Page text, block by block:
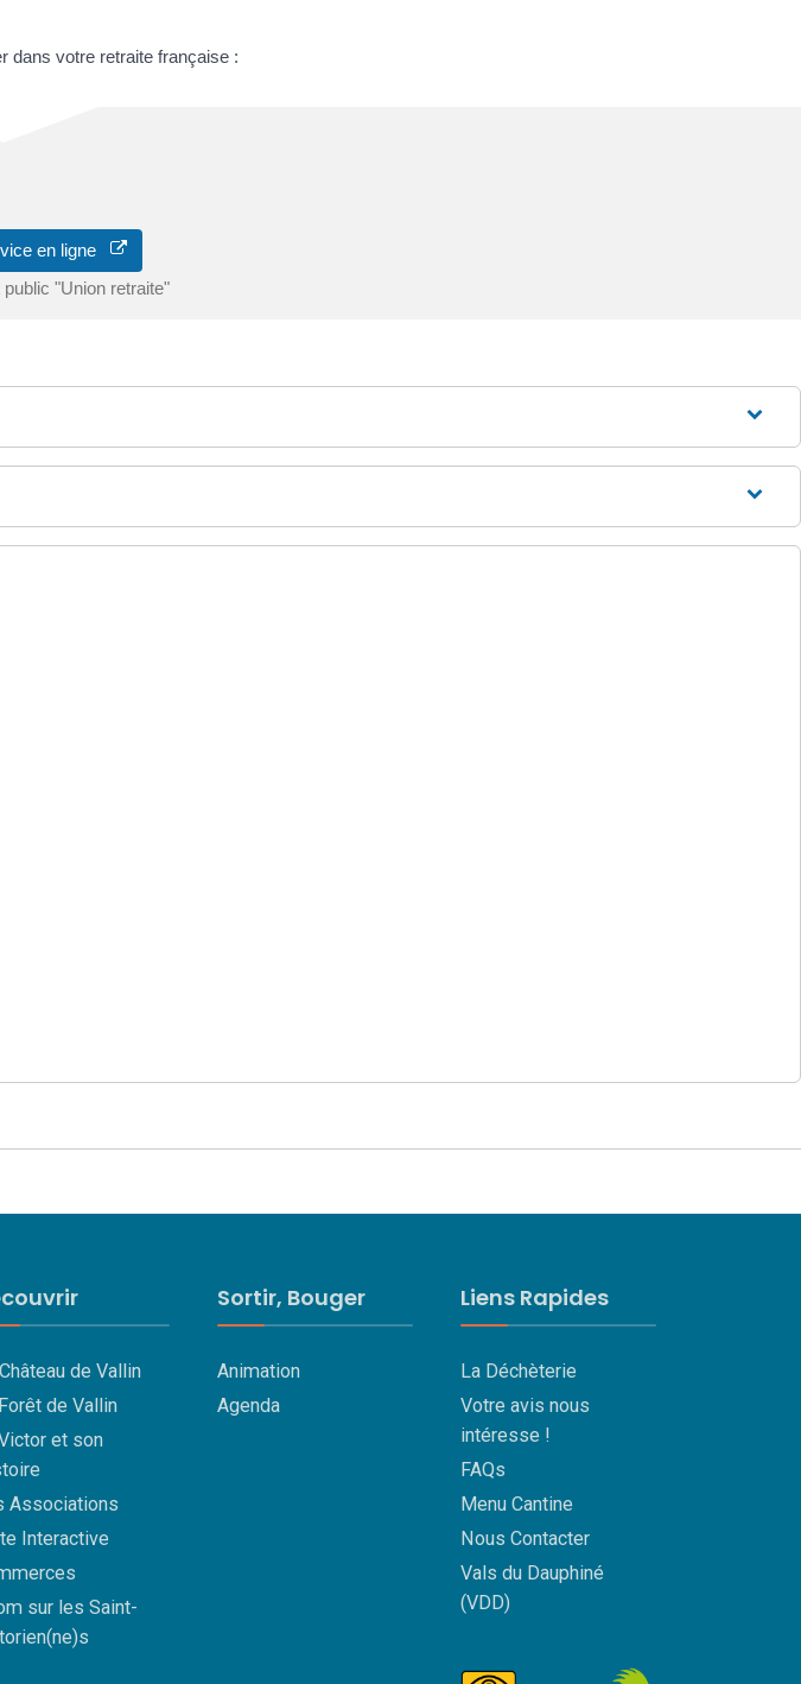
dans votre retraite française :
en ligne
"Union retraite"
de Vallin
de Vallin
et son
Associations
Interactive
sur les Saint-
Sortir, Bouger
Animation
Agenda
Liens Rapides
La Déchèterie
Votre avis nous
intéresse !
FAQs
Menu Cantine
Nous Contacter
Vals du Dauphiné
(VDD)